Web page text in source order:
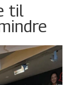
til